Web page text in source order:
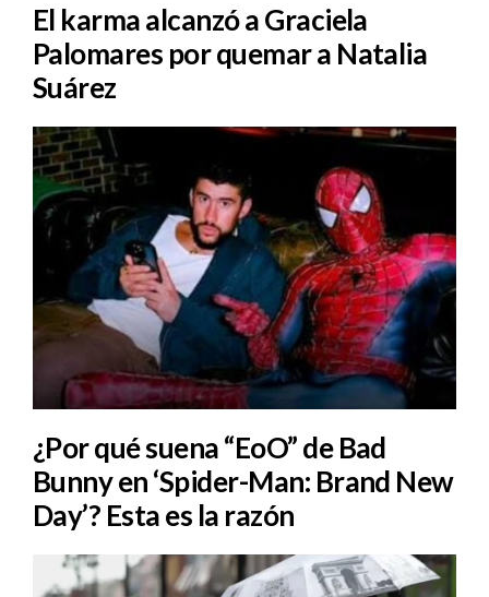
El karma alcanzó a Graciela
Palomares por quemar a Natalia
Suárez
¿Por qué suena “EoO” de Bad
Bunny en ‘Spider-Man: Brand New
Day’? Esta es la razón